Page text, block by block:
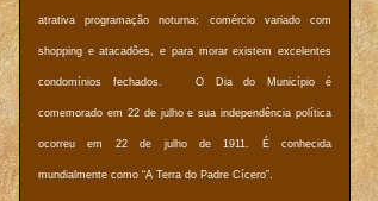
atrativa programação noturna; comércio variado com
shopping e atacadões, e para morar existem excelentes
condomínios fechados. O Dia do Município é
comemorado em 22 de julho e sua independência política
ocorreu em 22 de julho de 1911. É conhecida
mundialmente como “A Terra do Padre Cícero”.